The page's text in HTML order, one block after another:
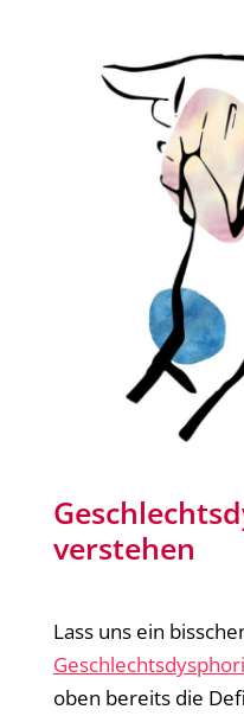
verstehen
Lass uns ein
oben bereits die